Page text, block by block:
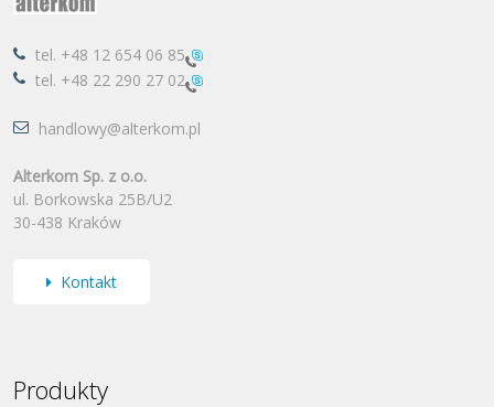
tel. +48 12 654 06 85
tel. +48 22 290 27 02
handlowy@alterkom.pl
Alterkom Sp. z o.o.
ul. Borkowska 25B/U2
30-438 Kraków
Kontakt
Produkty